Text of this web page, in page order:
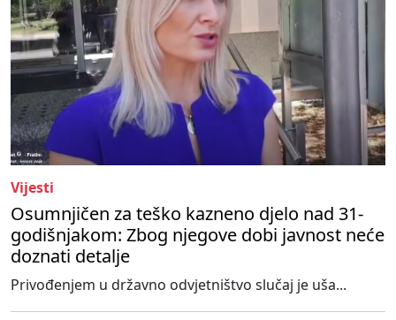
Vijesti
Osumnjičen za teško kazneno djelo nad 31-
godišnjakom: Zbog njegove dobi javnost neće
doznati detalje
Privođenjem u državno odvjetništvo slučaj je uša...